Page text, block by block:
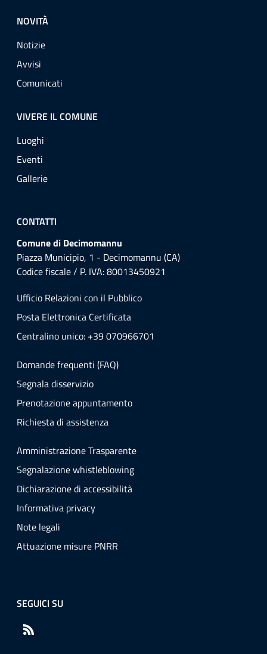
NOVITÀ
Notizie
Avvisi
Comunicati
VIVERE IL COMUNE
Luoghi
Eventi
Gallerie
CONTATTI
Comune di Decimomannu
Piazza Municipio, 1 - Decimomannu (CA)
Codice fiscale / P. IVA: 80013450921
Ufficio Relazioni con il Pubblico
Posta Elettronica Certificata
Centralino unico: +39 070966701
Domande frequenti (FAQ)
Segnala disservizio
Prenotazione appuntamento
Richiesta di assistenza
Amministrazione Trasparente
Segnalazione whistleblowing
Dichiarazione di accessibilità
Informativa privacy
Note legali
Attuazione misure PNRR
SEGUICI SU